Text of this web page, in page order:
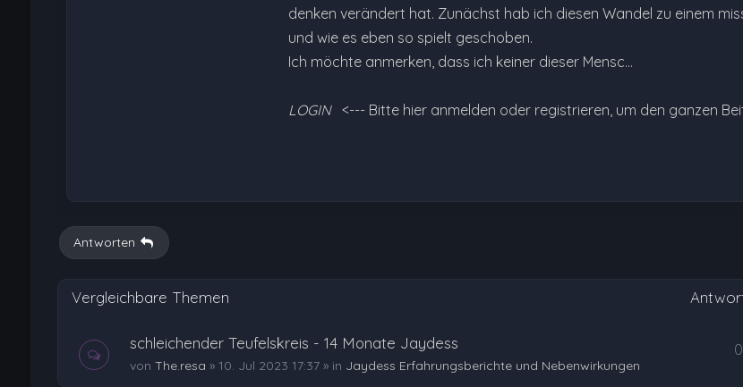
denken verändert hat. Zunächst hab ich diesen Wandel zu einem
und wie es eben so spielt geschoben.
Ich möchte anmerken, dass ich keiner dieser Mensc…
LOGIN <--- Bitte hier anmelden oder registrieren, um den ganzen
Antworten
Vergleichbare Themen
schleichender Teufelskreis - 14 Monate Jaydess
von The.resa » 10. Jul 2023 17:37» in Jaydess Erfahrungsberichte und Nebenwirkungen
0